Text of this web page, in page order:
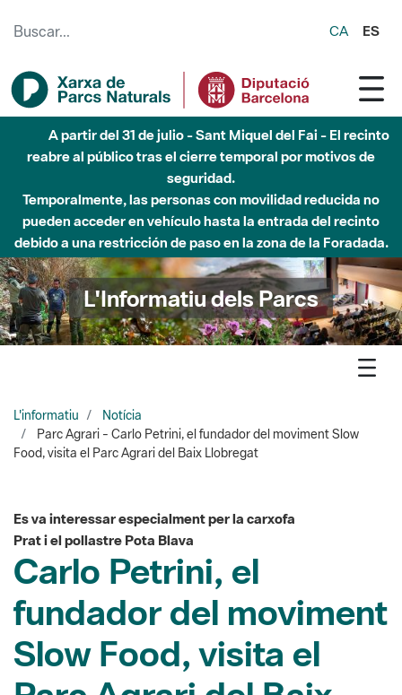
CA ES
Hasta diciembre de 2026 - Parque Fluvial Besós -
Afectaciones en el cauce del Parque Fluvial del Besòs debido
a obras de construcción de una pasarela sobre el río
L'Informatiu dels Parcs
L'informatiu
Notícia
Parc Agrari - Carlo Petrini, el fundador del moviment Slow
Es va interessar especialment per la carxofa
Carlo Petrini, el
fundador del moviment
Slow Food, visita el
Parc Agrari del Baix
Llobregat